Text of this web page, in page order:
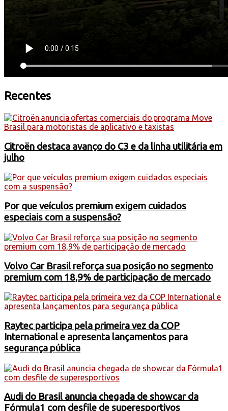
Recentes
Citroën destaca avanço do C3 e da linha utilitária em
julho
Por que veículos premium exigem cuidados
especiais com a suspensão?
Volvo Car Brasil reforça sua posição no segmento
premium com 18,9% de participação de mercado
Raytec participa pela primeira vez da COP
International e apresenta lançamentos para
segurança pública
Audi do Brasil anuncia chegada de showcar da
Fórmula1 com desfile de superesportivos